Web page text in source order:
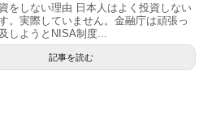
をしない理由 日本人はよく投資しない
。実際していません。金融庁は頑張っ
しようとNISA制度...
記事を読む